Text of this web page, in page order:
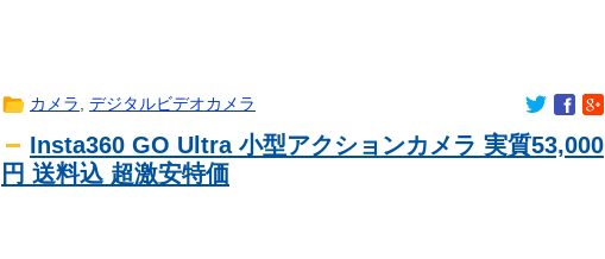
カメラ , デジタルビデオカメラ
Insta360 GO Ultra 小型アクションカメラ 実質53,000
円 送料込 超激安特価